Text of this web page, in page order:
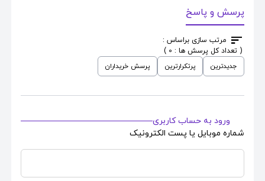
پرسش و پاسخ
مرتب سازی براساس :
( تعداد کل پرسش ها : 0 )
جدیدترین
پرتکرارترین پرسش خریداران
ورود به حساب کاربری
شماره موبایل یا پست الکترونیک